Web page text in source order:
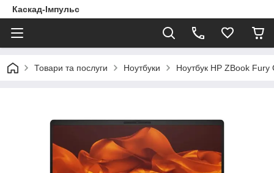
Каскад-Імпульс
Товари та послуги Ноутбуки Ноутбук HP ZBook Fury